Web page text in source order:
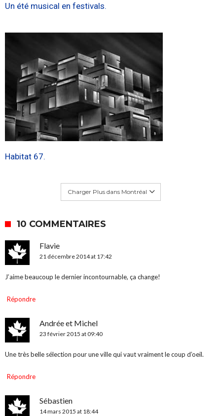
Un été musical en festivals.
Habitat 67.
Charger Plus dans Montréal
10 COMMENTAIRES
Flavie
21 décembre 2014 at 17:42
J’aime beaucoup le dernier incontournable, ça change!
Répondre
Andrée et Michel
23 février 2015 at 09:40
Une très belle sélection pour une ville qui vaut vraiment le coup d’oeil.
Répondre
Sébastien
14 mars 2015 at 18:44